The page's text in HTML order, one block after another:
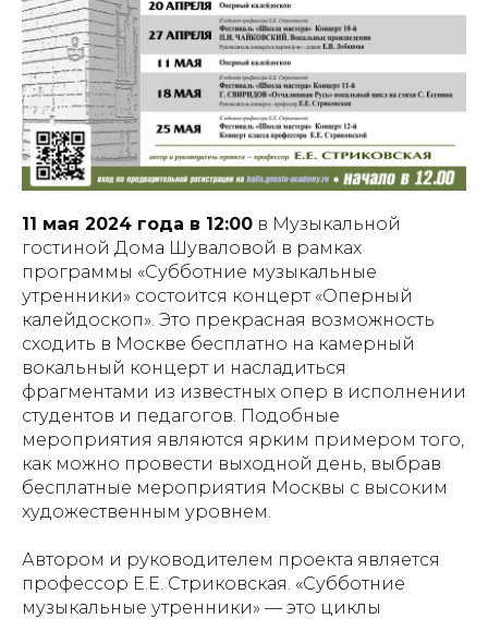
11 мая 2024 года в 12:00 в Музыкальной
гостиной Дома Шуваловой в рамках
программы «Субботние музыкальные
утренники» состоится концерт «Оперный
калейдоскоп». Это прекрасная возможность
сходить в Москве бесплатно на камерный
вокальный концерт и насладиться
фрагментами из известных опер в исполнении
студентов и педагогов. Подобные
мероприятия являются ярким примером того,
как можно провести выходной день, выбрав
бесплатные мероприятия Москвы с высоким
художественным уровнем.
Автором и руководителем проекта является
профессор Е.Е. Стриковская. «Субботние
музыкальные утренники» — это циклы